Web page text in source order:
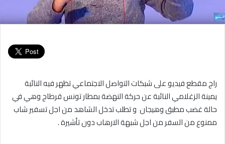
راج مقطع فيديو على شبكات التواصل الاجتماعي تظهر فيه النائبة
يمينة الزغلامي النائبة عن حركة النهضة بمطار تونس قرطاج وهي في
حالة غضب مطبق وهيجان و تطلب تدخل الشاهد من اجل تسفير شاب
ممنوع من السفر من اجل شبهة الارهاب دون تأشيرة .